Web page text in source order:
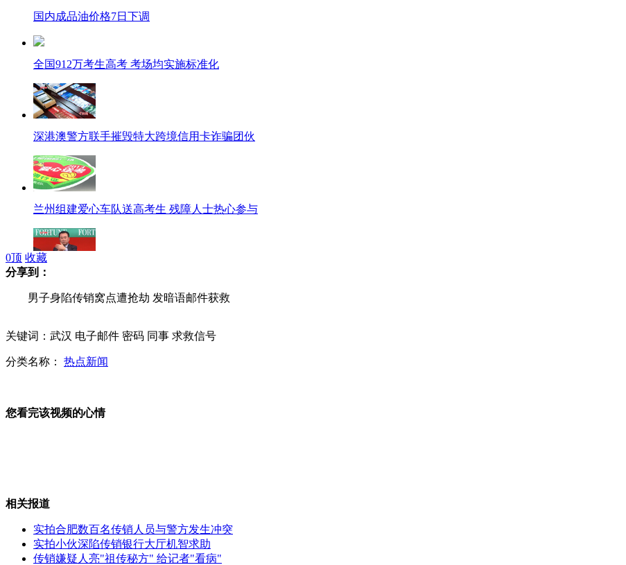
国内成品油价格7日下调
全国912万考生高考 考场均实施标准化
深港澳警方联手摧毁特大跨境信用卡诈骗团伙
兰州组建爱心车队送高考生 残障人士热心参与
王健林：好莱坞不能再让中国元素“打酱油”
许霆申诉：我拿钱了 但我不是小偷
海南航海类毕业生供不应求 月薪近万惹人羡
成都“高考钉子户”再出发 第17次备战高考
0顶 收藏
分享到：
男子身陷传销窝点遭抢劫 发暗语邮件获救
关键词：武汉 电子邮件 密码 同事 求救信号
分类名称： 热点新闻
您看完该视频的心情
相关报道
实拍合肥数百名传销人员与警方发生冲突
实拍小伙深陷传销银行大厅机智求助
传销嫌疑人亮"祖传秘方" 给记者"看病"